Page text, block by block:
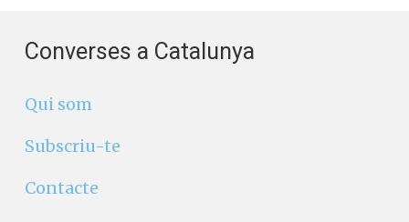
Converses a Catalunya
Qui som
Subscriu-te
Contacte